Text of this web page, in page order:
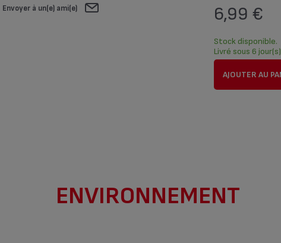
Envoyer à un(e) ami(e) 6,99 €
Stock disponible.
Livré sous 6
AJOUTER AU
ENVIRONNEMENT